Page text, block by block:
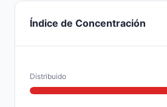
Índice de Concentración
Distribuido